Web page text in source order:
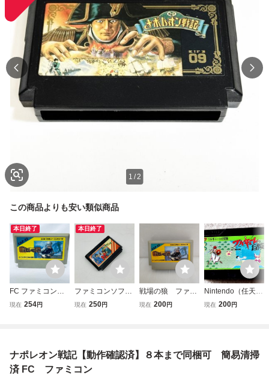
1 /2
この商品よりも安い類似商品
本日終了
FC ファミコンソ
フト 戦場の狼 ソ
現在 254円
本日終了
ファミコンソフト
FC ファミコン フ
ロ ナムコ ゲーム
カセット
現在 250円
戦場の狼 ファミ
コン カセットのみ
現在 200円
Nintendo（任天
堂）ファミコンソ
現在 200円
ナポレオン戦記【動作確認済】８本まで同梱可 簡易清掃
済 FC ファミコン